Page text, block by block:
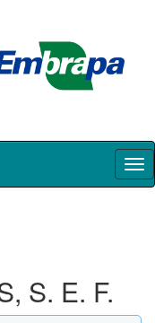
S. E. F.